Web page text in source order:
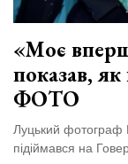
«Моє
показав, як
ФОТО
Луцький фотограф
підіймався на